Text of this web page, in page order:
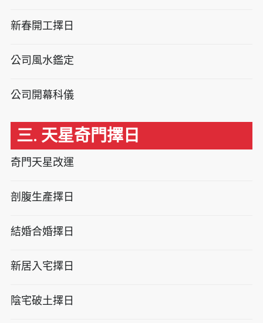
新春開工擇日
公司風水鑑定
公司開幕科儀
三. 天星奇門擇日
奇門天星改運
剖腹生產擇日
結婚合婚擇日
新居入宅擇日
陰宅破土擇日